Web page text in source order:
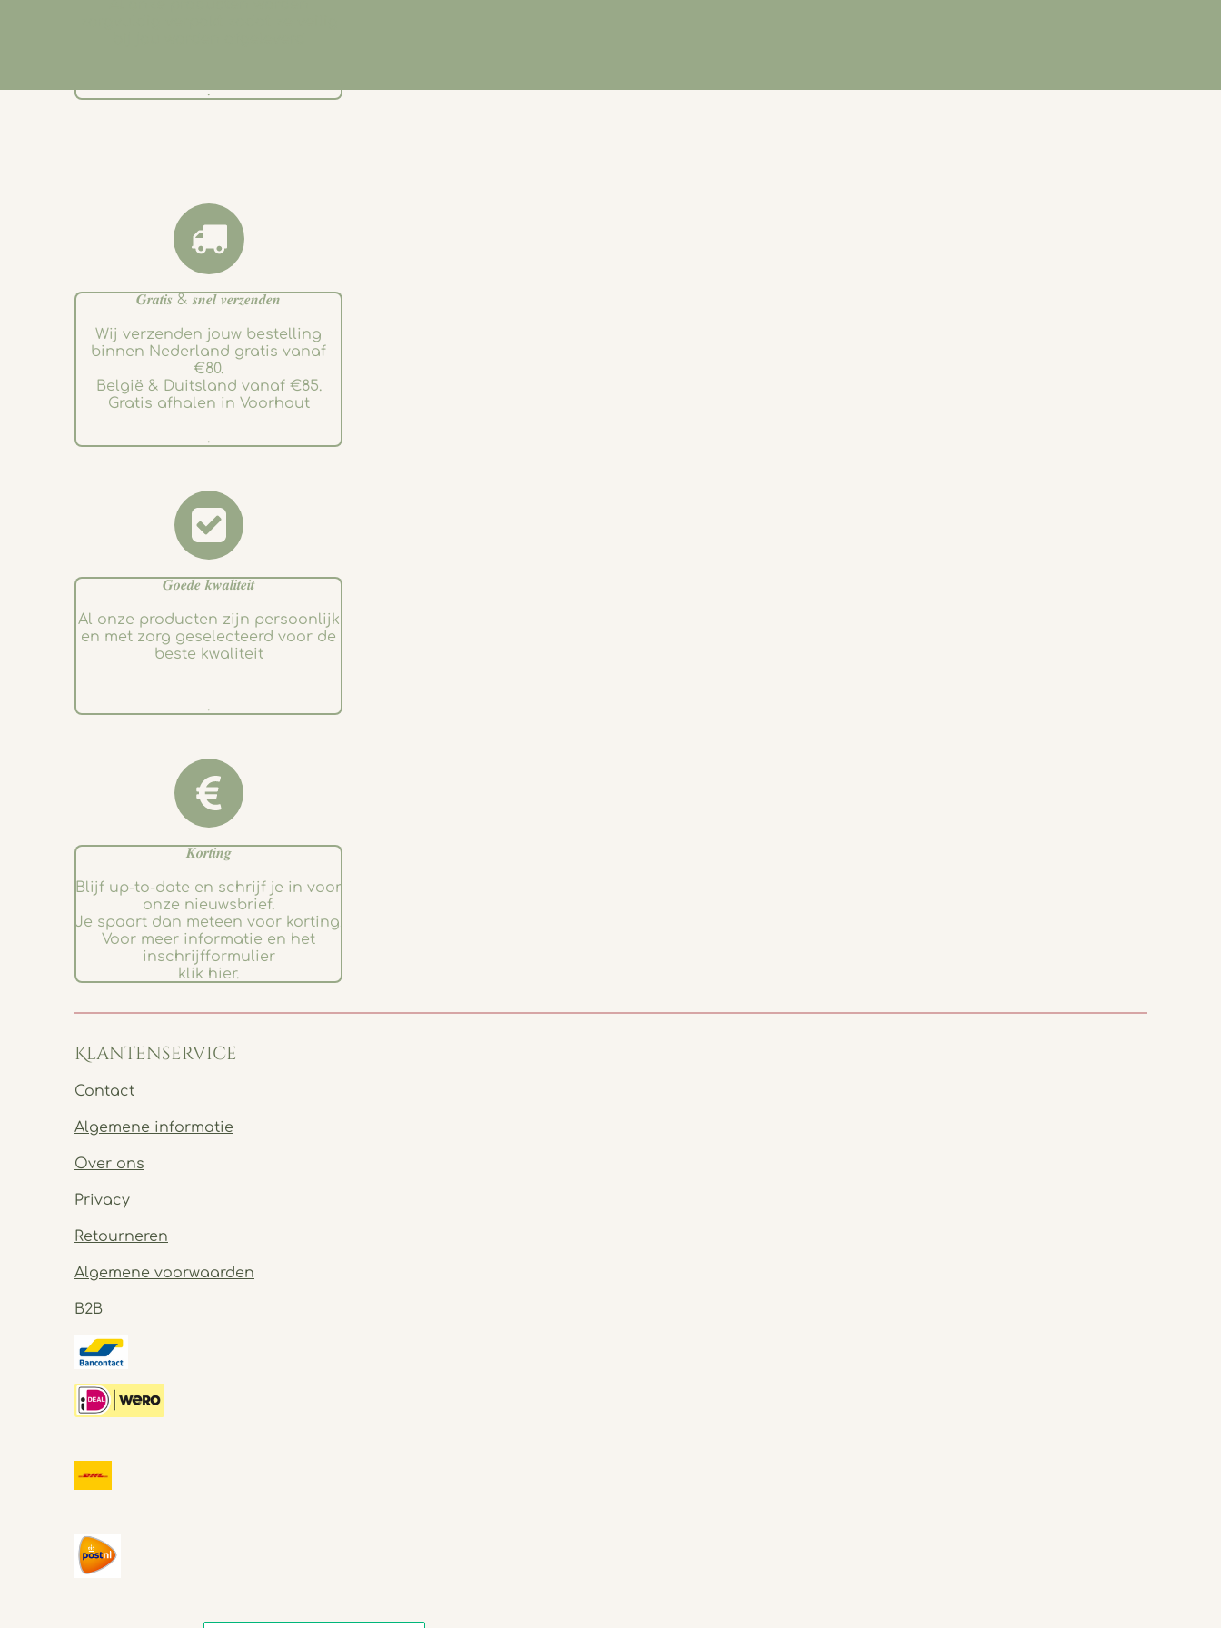
.
𝑮𝒓𝒂𝒕𝒊𝒔 & 𝒔𝒏𝒆𝒍 𝒗𝒆𝒓𝒛𝒆𝒏𝒅𝒆𝒏
Wij verzenden jouw bestelling
binnen Nederland gratis vanaf
€80.
België & Duitsland vanaf €85.
Gratis afhalen in Voorhout
.
𝑮𝒐𝒆𝒅𝒆 𝒌𝒘𝒂𝒍𝒊𝒕𝒆𝒊𝒕
Al onze producten zijn persoonlijk
en met zorg geselecteerd voor de
beste kwaliteit
.
𝑲𝒐𝒓𝒕𝒊𝒏𝒈
Blijf up-to-date en schrijf je in voor
onze nieuwsbrief.
Je spaart dan meteen voor korting.
Voor meer informatie en het
inschrijfformulier
klik hier.
Klantenservice
Contact
Algemene informatie
Over ons
Privacy
Retourneren
Algemene voorwaarden
B2B